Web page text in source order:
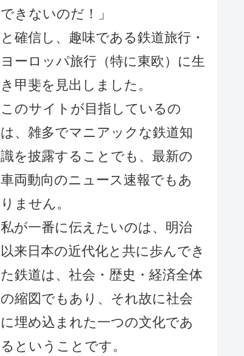
できないのだ！」
と確信し、趣味である鉄道旅行・
ヨーロッパ旅行（特に東欧）に生
き甲斐を見出しました。
このサイトが目指しているの
は、雑多でマニアックな鉄道知
識を披露することでも、最新の
車両動向のニュース速報でもあ
りません。
私が一番に伝えたいのは、明治
以来日本の近代化と共に歩んでき
た鉄道は、社会・歴史・経済全体
の縮図でもあり、それ故に社会
に埋め込まれた一つの文化であ
るということです。